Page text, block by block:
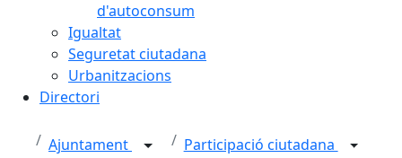
d'autoconsum
Igualtat
Seguretat ciutadana
Urbanitzacions
Directori
Ajuntament Participació ciutadana